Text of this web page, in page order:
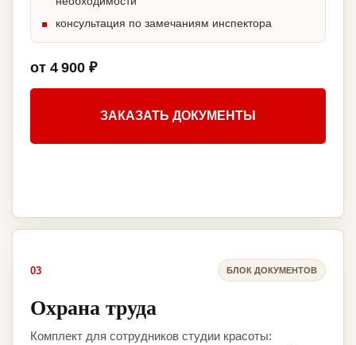
консультация по замечаниям инспектора
от 4 900 ₽
ЗАКАЗАТЬ ДОКУМЕНТЫ
03 БЛОК ДОКУМЕНТОВ
Охрана труда
Комплект для сотрудников студии красоты: